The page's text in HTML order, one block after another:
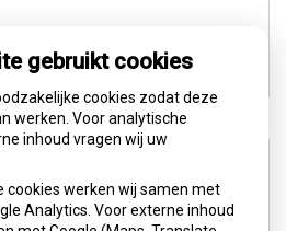
geldrop.nl
08:30 - 20:00
gebruikt cookies
cookies zodat deze
werken. Voor analytische
inhoud vragen wij uw
cookies werken wij samen met
Analytics. Voor externe inhoud